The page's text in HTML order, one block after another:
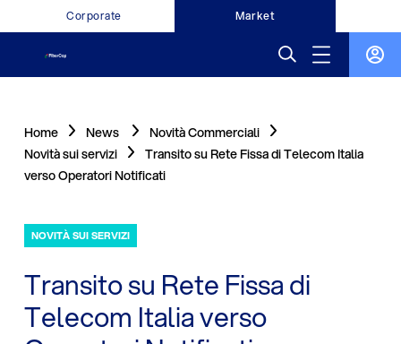
Corporate Market
Home News
Novità Commerciali
Novità sui servizi
Transito su Rete Fissa di Telecom Italia
verso Operatori Notificati
NOVITÀ SUI SERVIZI
Transito su Rete Fissa di
Telecom Italia verso